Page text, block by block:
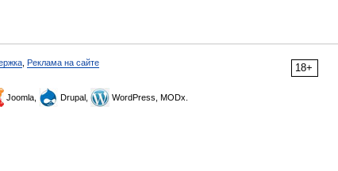
18+
Реклама на сайте
Joomla, Drupal, WordPress, MODx.